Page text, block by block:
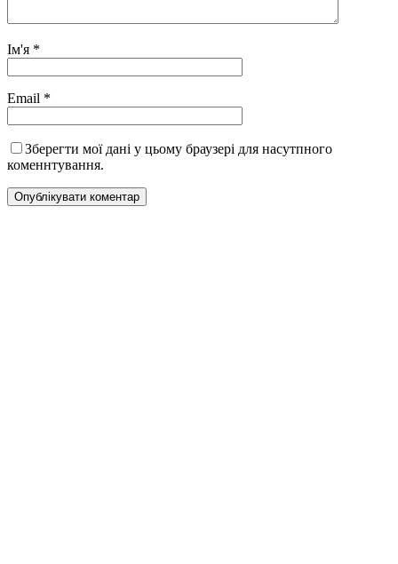
Ім'я *
Email *
Зберегти мої дані у цьому браузері для насутпного
коменнтування.